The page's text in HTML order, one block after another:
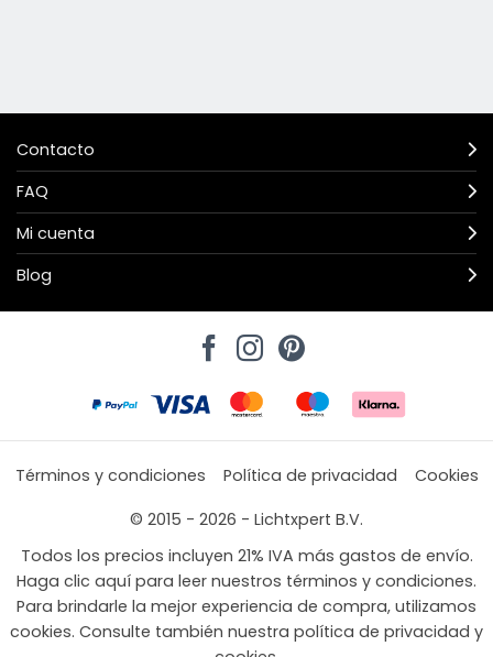
Contacto
FAQ
Mi cuenta
Blog
Términos y condiciones Política de privacidad
Cookies
© 2015 - 2026 - Lichtxpert B.V.
Todos los precios incluyen 21% IVA más gastos de envío.
Haga clic aquí para leer nuestros términos y condiciones.
Para brindarle la mejor experiencia de compra, utilizamos
cookies. Consulte también nuestra política de privacidad y